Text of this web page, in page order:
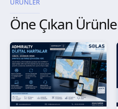
ÜRÜNLER
Öne Çıkan